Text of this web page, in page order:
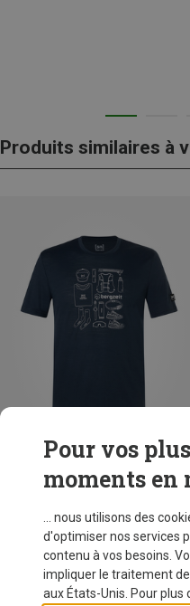
Produits similaires à
Vous économisez 63%
Pour vos
moments en
... nous utilisons des
d'optimiser nos services
contenu à vos besoins.
impliquer le traitement
aux États-Unis. Pour